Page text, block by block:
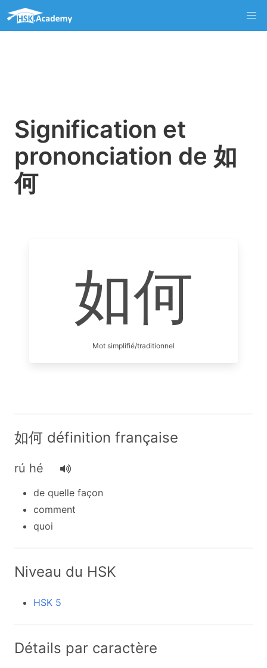
Signification et
prononciation de 如
何
如何
Mot simplifié/traditionnel
如何 définition française
rú hé
de quelle façon
comment
quoi
Niveau du HSK
HSK 5
Détails par caractère